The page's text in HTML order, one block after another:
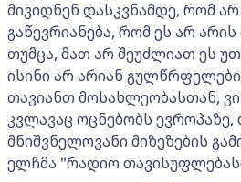
მივიდნენ დასკვნამდე, რომ
გაწევრიანება, რომ ეს არ
თუმცა, მათ არ შეუძლიათ ეს
ისინი არ არიან
თავიანთ მოსახლეობასთან,
კვლავაც ოცნებობს ევროპაზე,
მნიშვნელოვანი მიზეზების
ელჩმა "რადიო